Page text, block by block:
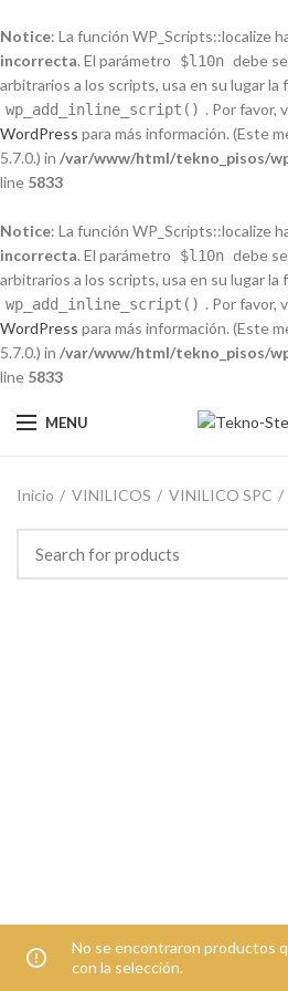
Notice: La función WP_Scripts::localize
incorrecta. El parámetro $l10n debe
arbitrarios a los scripts, usa en su lugar la
wp_add_inline_script() . Por favor,
WordPress para más información. (Este
5.7.0.) in /var/www/html/tekno_pisos/
line 5833
Notice: La función WP_Scripts::localize
incorrecta. El parámetro $l10n debe
arbitrarios a los scripts, usa en su lugar la
wp_add_inline_script() . Por favor,
WordPress para más información. (Este
5.7.0.) in /var/www/html/tekno_pisos/
line 5833
MENU
Inicio VINILICOS VINILICO SPC
No se encontraron productos
con la selección.